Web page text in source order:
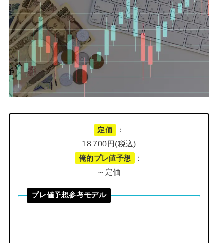
定価
：
18,700円(税込)
俺的プレ値予想
：
～定価
プレ値予想参考モデル